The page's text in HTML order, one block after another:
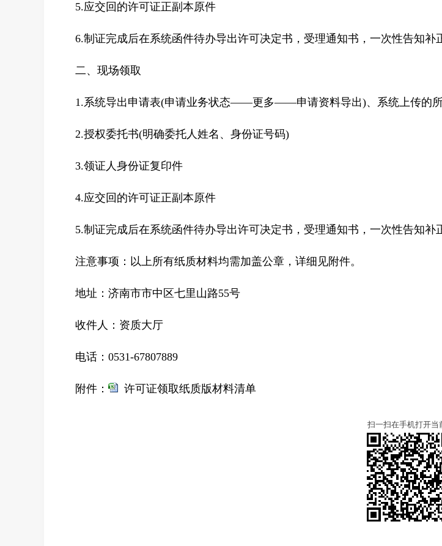
5.应交回的许可证正副本原件
6.制证完成后在系统函件待办导出许可决定书，受理通知书，一次性告知补
二、现场领取
1.系统导出申请表(申请业务状态——更多——申请资料导出)、系统上传的
2.授权委托书(明确委托人姓名、身份证号码)
3.领证人身份证复印件
4.应交回的许可证正副本原件
5.制证完成后在系统函件待办导出许可决定书，受理通知书，一次性告知补
注意事项：以上所有纸质材料均需加盖公章，详细见附件。
地址：济南市市中区七里山路55号
收件人：资质大厅
电话：0531-67807889
附件： 许可证领取纸质版材料清单
扫一扫在手机打开当